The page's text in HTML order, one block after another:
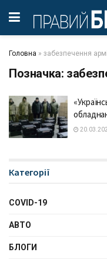
Головна » забезпечення
Позначка:
Категорії
COVID-19
АВТО
БЛОГИ